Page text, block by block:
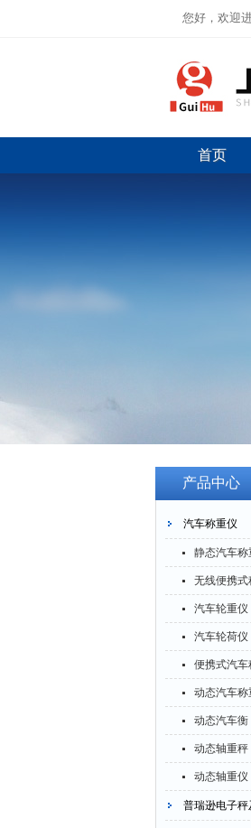
您好，欢迎
首页
产品中心
汽车称重仪
静态汽车称
无线便携式
汽车轮重仪
汽车轮荷仪
便携式汽车
动态汽车称
动态汽车衡
动态轴重秤
动态轴重仪
普瑞逊电子